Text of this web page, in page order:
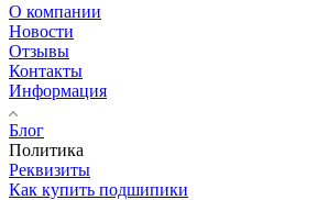
О компании
Новости
Отзывы
Контакты
Информация
Блог
Политика
Реквизиты
Как купить подшипики